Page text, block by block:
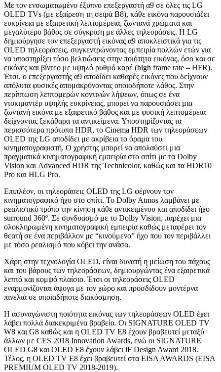
Με τον ενσωματωμένο έξυπνο επεξεργαστή α9 σε όλες τις LG
OLED TVs (με εξαίρεση τη σειρά B8), κάθε εικόνα παρουσιάζει
ευκρίνεια με εξαιρετική λεπτομέρεια, ζωντανά χρώματα και
μεγαλύτερο βάθος σε σύγκριση με άλλες τηλεοράσεις. Η LG
δημιούργησε τον επεξεργαστή εικόνας α9 αποκλειστικά για τις
OLED τηλεοράσεις, συγκεντρώνοντας εμπειρία πολλών ετών για
να υποστηρίξει τόσο βελτιώσεις στην ποιότητα εικόνας, όσο και σε
εικόνες και βίντεο με υψηλό ρυθμό καρέ (high frame rate – HFR).
Έτσι, ο επεξεργαστής α9 αποδίδει καθαρές εικόνες που δείχνουν
απόλυτα φυσικές απομακρύνοντας οποιοδήποτε λάθος. Στην
περίπτωση λεπτομερών κοντινών λήψεων, όπως σε ένα
ντοκιμαντέρ υψηλής ευκρίνειας, μπορεί να παρουσιάσει μια
ζωντανή εικόνα με εξαιρετικό βάθος και με φυσική λεπτομέρεια
δείχνοντας ξεκάθαρα τα αντικείμενα. Υποστηρίζοντας τα
περισσότερα πρότυπα HDR, το Cinema HDR των τηλεοράσεων
OLED της LG αποδίδει με ακρίβεια το όραμα του
κινηματογραφιστή. Ο χρήστης μπορεί να απολαύσει μια
πραγματικά κινηματογραφική εμπειρία στο σπίτι με τα Dolby
Vision και Advanced HDR της Technicolor, καθώς και τα HDR10
Pro και HLG Pro.
Επιπλέον, οι τηλεοράσεις OLED της LG φέρνουν τον
κινηματογραφικό ήχο στο σπίτι. Το Dolby Atmos λαμβάνει με
ρεαλιστικό τρόπο την κίνηση κάθε αντικειμένου και αποδίδει ήχο
surround 360º. Σε συνδυασμό με το Dolby Vision, παρέχει μια
ολοκληρωμένη κινηματογραφική εμπειρία καθώς μεταφέρει τον
θεατή σε ένα περιβάλλον με “κινούμενο” ήχο που τον περιβάλλει
με τόσο ρεαλισμό που κόβει την ανάσα.
Χάρη στην τεχνολογία OLED, είναι δυνατή η μείωση του πάχους
και του βάρους των τηλεοράσεων, δημιουργώντας ένα εξαιρετικά
λεπτό και κομψό πλαίσιο. Έτσι οι τηλεοράσεις OLED
εναρμονίζονται άψογα με τον χώρο και προσδίδουν μοντέρνα
πινελιά σε οποιαδήποτε διακόσμηση.
Η ασυναγώνιστη ποιότητα εικόνας των τηλεοράσεων OLED έχει
λάβει πολλά διακεκριμένα βραβεία. Οι SIGNATURE OLED TV
W8 και G8 καθώς και η OLED TV E8 έχουν βραβευτεί μεταξύ
άλλων με CES 2018 Innovation Awards, ενώ οι SIGNATURE
OLED G8 και OLED E8 έχουν λάβει iF Design Award 2018.
Τέλος, η OLED TV E8 έχει βραβευτεί στα EISA AWARDS (EISA
PREMIUM OLED TV 2018-2019).